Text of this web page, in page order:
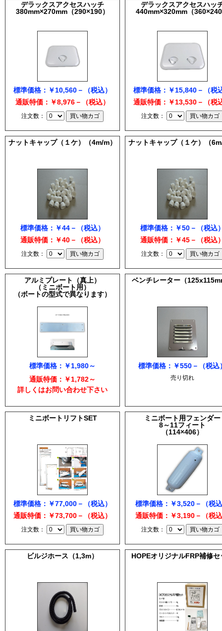
デラックスアクセスハッチ
380mm×270mm（290×190）
標準価格：￥10,560－（税込）
通販特価：￥8,976－（税込）
注文数：
デラックスアクセスハッ
440mm×320mm（
標準価格：￥15,840－（税
通販特価：￥13,530－（税
注文数：
ナットキャップ（１ケ）（4m/m）
標準価格：￥44－（税込）
通販特価：￥40－（税込）
注文数：
ナットキャップ（１ケ）（
標準価格：￥50－（税込
通販特価：￥45－（税込
注文数：
アルミプレート（真上）
（ミニボート用）
（ボートの型式で異なります）
標準価格：￥1,980～
通販特価：￥1,782～
詳しくはお問い合わせ下さい
ベンチレーター（
標準価格：￥550－（税込
売り切れ
ミニボートリフトSET
標準価格：￥77,000－（税込）
通販特価：￥73,700－（税込）
注文数：
ミニボート用フェンダー
8～11フィート
（114×406）
標準価格：￥3,520－（税
通販特価：￥3,190－（税
注文数：
ビルジホース（1,3m） HOPEオリジナルFRP補修セ